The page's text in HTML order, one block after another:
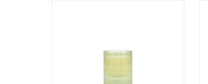
TOEVOEGEN AAN WINKELWAGEN